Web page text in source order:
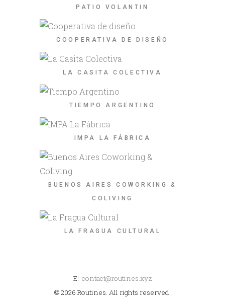
PATIO VOLANTIN
COOPERATIVA DE DISEÑO
LA CASITA COLECTIVA
TIEMPO ARGENTINO
IMPA LA FÁBRICA
BUENOS AIRES COWORKING &
COLIVING
LA FRAGUA CULTURAL
E: contact@routines.xyz
© 2026 Routines. All rights reserved.